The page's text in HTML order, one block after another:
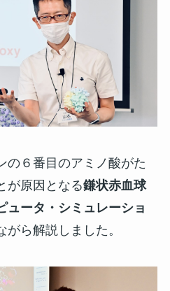
の６番目のアミノ酸がた
が原因となる鎌状赤血球
ュータ・シミュレーショ
がら解説しました。